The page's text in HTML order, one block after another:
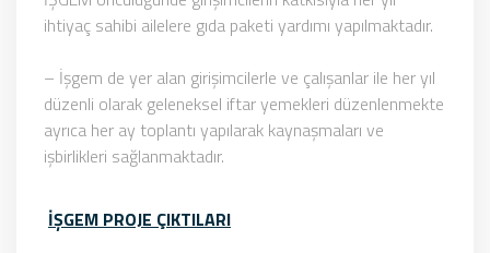
ihtiyaç sahibi ailelere gıda paketi yardımı yapılmaktadır.
– İşgem de yer alan girişimcilerle ve çalışanlar ile her yıl
düzenli olarak geleneksel iftar yemekleri düzenlenmekte
ayrıca her ay toplantı yapılarak kaynaşmaları ve
işbirlikleri sağlanmaktadır.
İŞGEM PROJE ÇIKTILARI